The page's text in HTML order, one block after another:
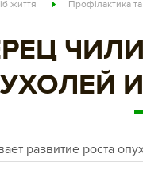
життя Профілактика та